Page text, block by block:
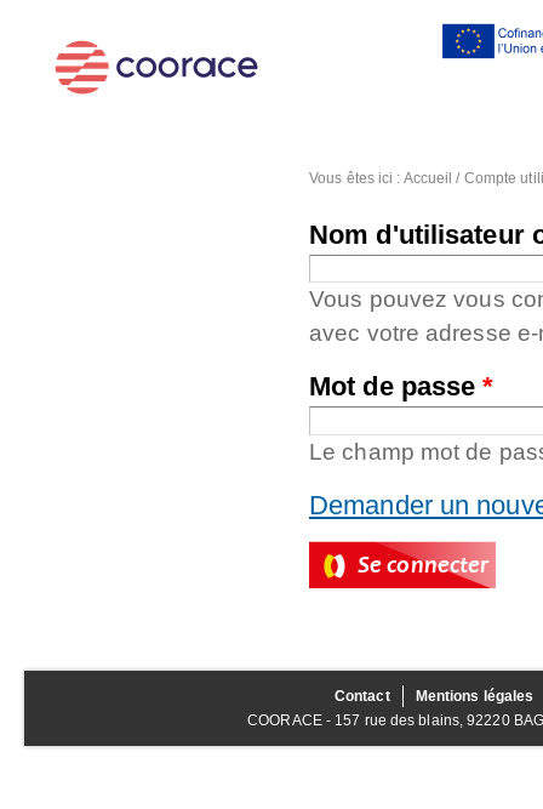
Vous êtes ici : Accueil / Compte
Nom d'utilisateur
Vous pouvez vous
avec votre adresse e-
Mot de passe*
Le champ mot de
Demander un
Contact
Mentions légales
COORACE - 157 rue des blains, 92220